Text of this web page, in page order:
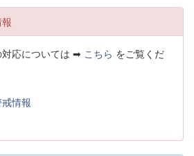
応については ➡ こちら をご覧くだ
情報